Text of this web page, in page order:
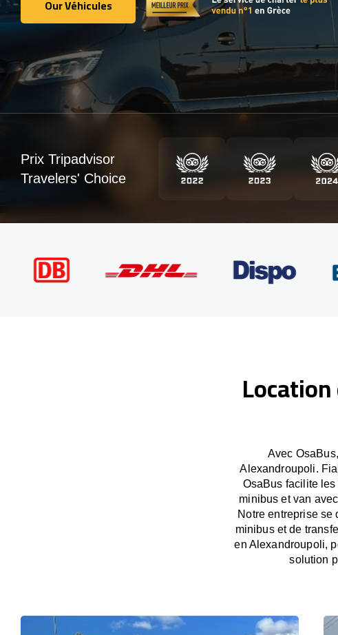
Our Véhicules
Our Véhicules
Prix Tripadvisor
Travelers' Choice
Avec
Alexandroupoli.
OsaBus facilite
minibus et van
Notre entreprise se
minibus et de
en Alexandroupoli,
solution